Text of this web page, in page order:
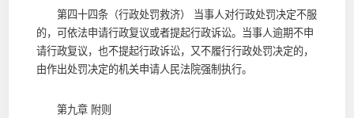
第四十四条（行政处罚救济） 当事人对行政处罚决定不服
的，可依法申请行政复议或者提起行政诉讼。当事人逾期不申
请行政复议，也不提起行政诉讼，又不履行行政处罚决定的，
由作出处罚决定的机关申请人民法院强制执行。
第九章 附则